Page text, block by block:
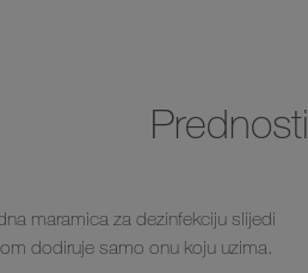
Prednosti
maramica za dezinfekciju slijedi
dodiruje samo onu koju uzima.